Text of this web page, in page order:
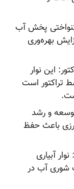
پخش آب
بهره‌وری
نوار
است
و رشد
باعث حفظ
آب در